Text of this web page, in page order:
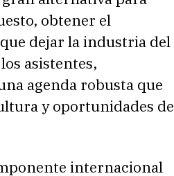
obtener el
dejar la industria del
asistentes,
agenda robusta que
y oportunidades de
internacional